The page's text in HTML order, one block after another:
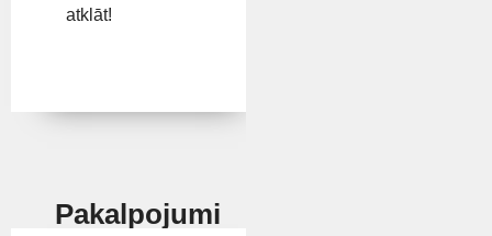
atklāt!
Pakalpojumi